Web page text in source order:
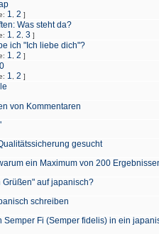
1 2 ]
Was steht da?
1 2 3 ]
ich "Ich liebe dich"?
1 2 ]
1 2 ]
von Kommentaren
gesucht
ein Maximum von 200
Grüßen" auf japanisch?
schreiben
Semper Fi (Semper fidelis) in ein